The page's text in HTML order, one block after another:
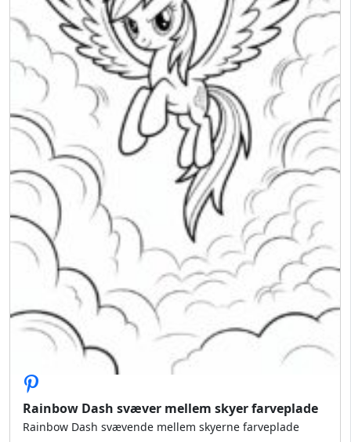
Rainbow Dash svæver mellem skyer farveplade
Rainbow Dash svævende mellem skyerne farveplade